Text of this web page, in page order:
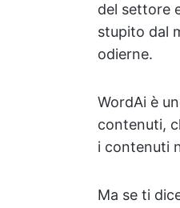
del settore
stupito dal
odierne.
WordAi è
contenuti,
i contenuti
Ma se ti